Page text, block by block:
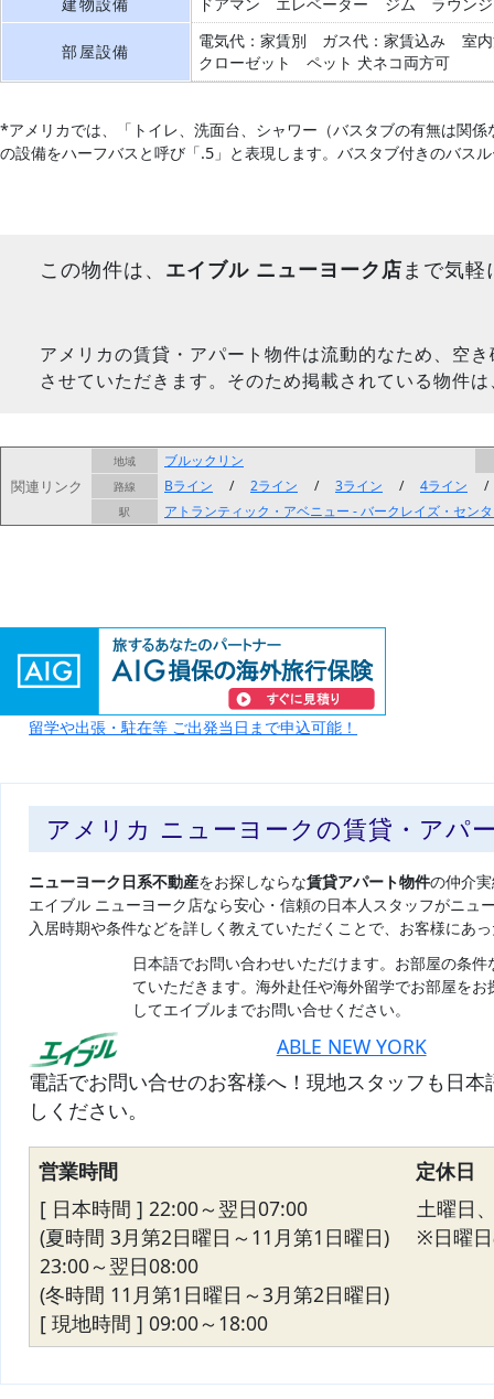
部屋設備
電気代：家賃別 ガス代：家賃込み
室
クローゼット
ペット 犬ネコ両方可
*アメリカでは、「トイレ、洗面台、シャワー（バスタブの有無は関
の設備をハーフバスと呼び「.5」と表現します。バスタブ付きのバス
この物件は、 エイブル ニューヨーク店 まで気
アメリカの賃貸・アパート物件は流動的なため、空
させていただきます。そのため掲載されている物件
関連リンク
地域 ブルックリン
路線 Bライン / 2ライン / 3ライン / 4ライン
駅 アトランティック・アベニュー - バークレイズ・セン
留学や出張・駐在等 ご出発当日まで申込可能！
アメリカ ニューヨークの賃貸・アパ
ニューヨーク日系不動産をお探しならな賃貸アパート物件の仲介
エイブル ニューヨーク店なら安心・信頼の日本人スタッフがニュ
入居時期や条件などを詳しく教えていただくことで、お客様にあ
日本語でお問い合わせいただけます。お部屋の条
ていただきます。海外赴任や海外留学でお部屋を
してエイブルまでお問い合せください。
ABLE NEW YORK
電話でお問い合せのお客様へ！現地スタッフも日
しください。
営業時間
定休日
[ 日本時間 ] 22:00～翌日07:00
(夏時間 3月第2日曜日～11月第1日曜日)
23:00～翌日08:00
(冬時間 11月第1日曜日～3月第2日曜日)
[ 現地時間 ] 09:00～18:00
土曜日
※日曜